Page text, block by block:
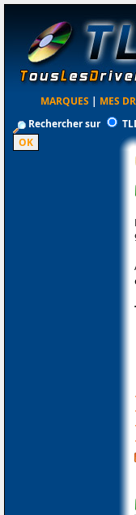
MARQUES | MES
Rechercher sur